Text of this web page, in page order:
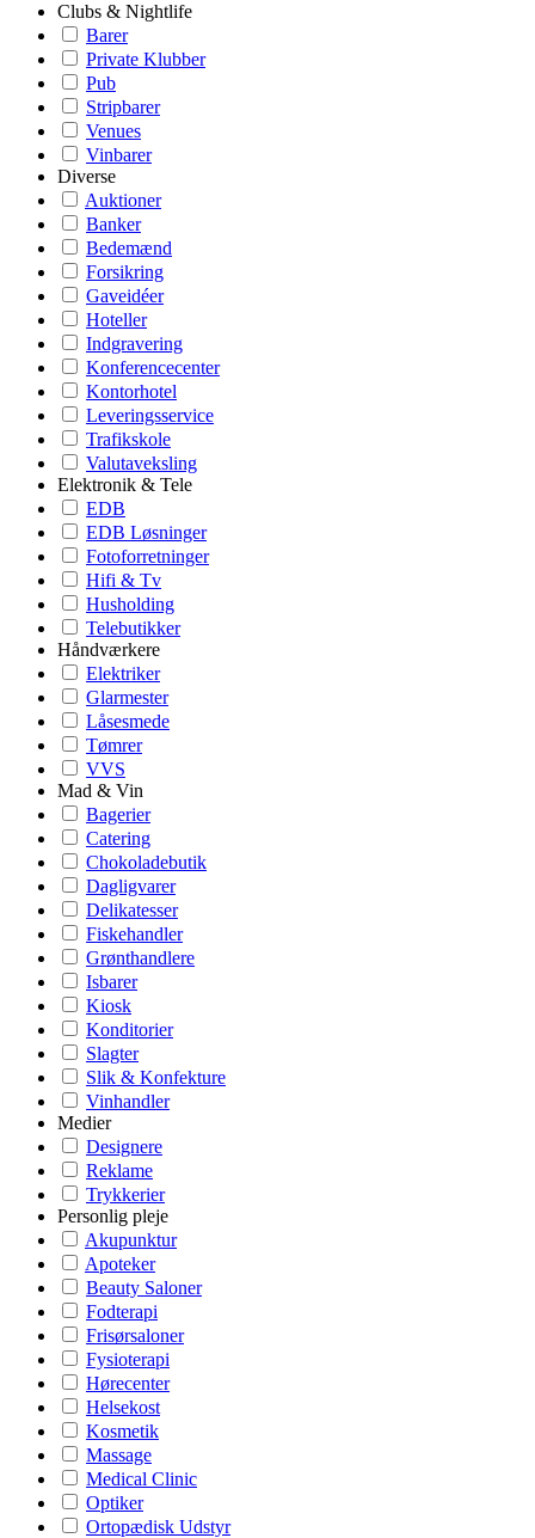
Clubs & Nightlife
Barer
Private Klubber
Pub
Stripbarer
Venues
Vinbarer
Diverse
Auktioner
Banker
Bedemænd
Forsikring
Gaveidéer
Hoteller
Indgravering
Konferencecenter
Kontorhotel
Leveringsservice
Trafikskole
Valutaveksling
Elektronik & Tele
EDB
EDB Løsninger
Fotoforretninger
Hifi & Tv
Husholding
Telebutikker
Håndværkere
Elektriker
Glarmester
Låsesmede
Tømrer
VVS
Mad & Vin
Bagerier
Catering
Chokoladebutik
Dagligvarer
Delikatesser
Fiskehandler
Grønthandlere
Isbarer
Kiosk
Konditorier
Slagter
Slik & Konfekture
Vinhandler
Medier
Designere
Reklame
Trykkerier
Personlig pleje
Akupunktur
Apoteker
Beauty Saloner
Fodterapi
Frisørsaloner
Fysioterapi
Hørecenter
Helsekost
Kosmetik
Massage
Medical Clinic
Optiker
Ortopædisk Udstyr